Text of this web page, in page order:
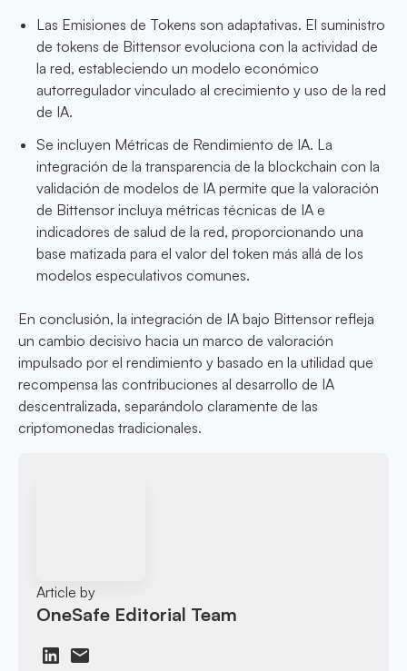
Las Emisiones de Tokens son adaptativas. El suministro
de tokens de Bittensor evoluciona con la actividad de
la red, estableciendo un modelo económico
autorregulador vinculado al crecimiento y uso de la red
de IA.
Se incluyen Métricas de Rendimiento de IA. La
integración de la transparencia de la blockchain con la
validación de modelos de IA permite que la valoración
de Bittensor incluya métricas técnicas de IA e
indicadores de salud de la red, proporcionando una
base matizada para el valor del token más allá de los
modelos especulativos comunes.
En conclusión, la integración de IA bajo Bittensor refleja
un cambio decisivo hacia un marco de valoración
impulsado por el rendimiento y basado en la utilidad que
recompensa las contribuciones al desarrollo de IA
descentralizada, separándolo claramente de las
criptomonedas tradicionales.
Article by
OneSafe Editorial Team